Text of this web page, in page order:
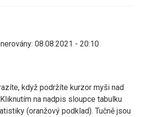
08.08.2021 - 20:10
když podržíte kurzor myši nad
na nadpis sloupce tabulku
(oranžový podklad). Tučně jsou